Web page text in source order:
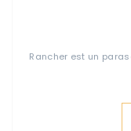
Rancher est un